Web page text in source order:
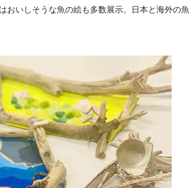
いしそうな魚の絵も多数展示。日本と海外の魚